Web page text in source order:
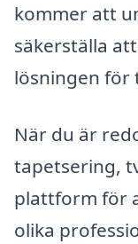
kommer att
säkerställa
lösningen för
När du är
tapetsering,
plattform för
olika